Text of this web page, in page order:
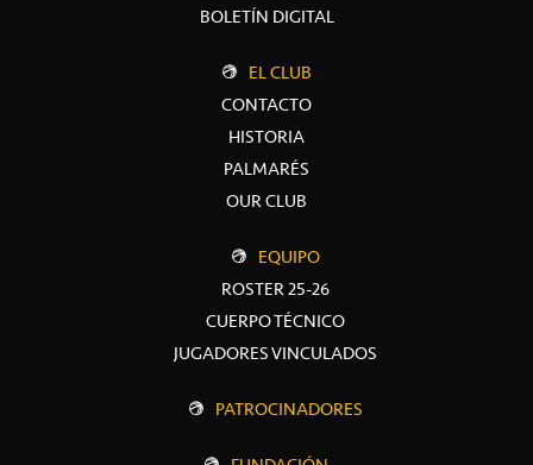
BOLETÍN DIGITAL
EL CLUB
CONTACTO
HISTORIA
PALMARÉS
OUR CLUB
EQUIPO
ROSTER 25-26
CUERPO TÉCNICO
JUGADORES VINCULADOS
PATROCINADORES